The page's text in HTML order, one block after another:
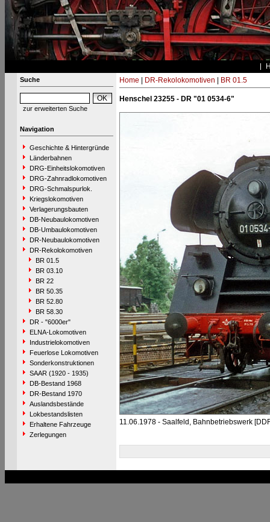
Suche
zur erweiterten Suche
Navigation
Geschichte & Hintergründe
Länderbahnen
DRG-Einheitslokomotiven
DRG-Zahnradlokomotiven
DRG-Schmalspurlok.
Kriegslokomotiven
Verlagerungsbauten
DB-Neubaulokomotiven
DB-Umbaulokomotiven
DR-Neubaulokomotiven
DR-Rekolokomotiven
BR 01.5
BR 03.10
BR 22
BR 50.35
BR 52.80
BR 58.30
DR - "6000er"
ELNA-Lokomotiven
Industrielokomotiven
Feuerlose Lokomotiven
Sonderkonstruktionen
SAAR (1920 - 1935)
DB-Bestand 1968
DR-Bestand 1970
Auslandsbestände
Lokbestandslisten
Erhaltene Fahrzeuge
Zerlegungen
Home DR-Rekolokomotiven BR 01.5
Henschel 23255 - DR "01 0534-6"
11.06.1978 - Saalfeld, Bahnbetriebswerk